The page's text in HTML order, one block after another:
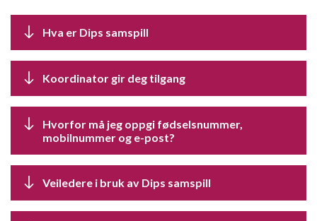
Hva er Dips samspill
Koordinator gir deg tilgang
Hvorfor må jeg oppgi fødselsnummer,
mobilnummer og e-post?
Veiledere i bruk av Dips samspill